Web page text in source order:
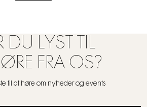
DU LYST TIL
FRA OS?
til at høre om nyheder og events